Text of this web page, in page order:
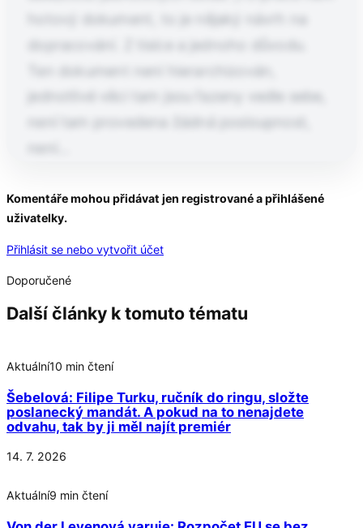
Pokračování článku po kliknutí
Komentáře mohou přidávat jen registrované a přihlášené
uživatelky.
Přihlásit se nebo vytvořit účet
Doporučené
Další články k tomuto tématu
Aktuální10 min čtení
Šebelová: Filipe Turku, ručník do ringu, složte
poslanecký mandát. A pokud na to nenajdete
odvahu, tak by ji měl najít premiér
14. 7. 2026
Aktuální9 min čtení